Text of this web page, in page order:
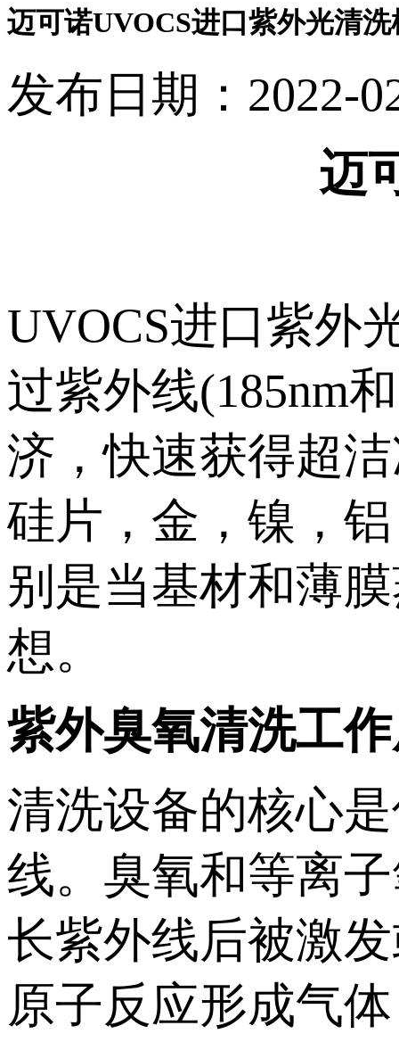
迈可诺UVOCS进口紫外光清洗
发布日期：2022-
迈
UVOCS进口紫外
过紫外线(185nm
济，快速获得超
硅片，金，镍，
别是当基材和薄
想。
紫外臭氧清洗工
清洗设备的核心
线。臭氧和等离
长紫外线后被激
原子反应形成气